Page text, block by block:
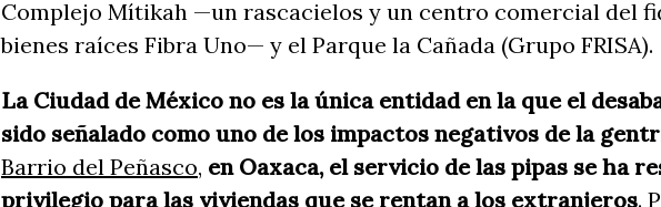
Complejo Mítikah —un rascacielos y un centro comercial del
bienes raíces Fibra Uno— y el Parque la Cañada (Grupo FRISA).
La Ciudad de México no es la única entidad en la que el
sido señalado como uno de los impactos negativos de la
Barrio del Peñasco, en Oaxaca, el servicio de las pipas se ha
privilegio para las viviendas que se rentan a los extranjeros.